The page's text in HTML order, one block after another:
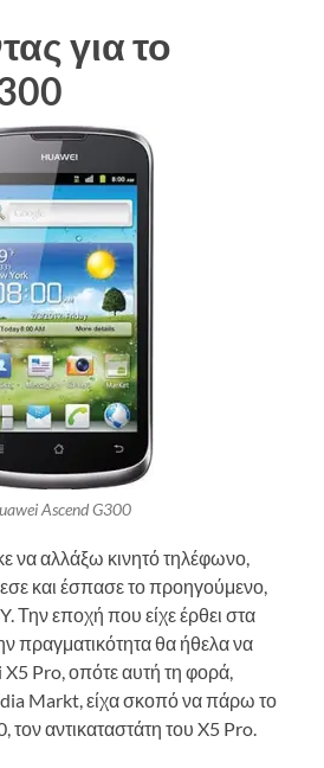
για το
Ascend G300
να αλλάξω κινητό τηλέφωνο,
και έσπασε το προηγούμενο,
Την εποχή που είχε έρθει στα
πραγματικότητα θα ήθελα να
X5 Pro, οπότε αυτή τη φορά,
Markt, είχα σκοπό να πάρω το
αντικαταστάτη του X5 Pro.